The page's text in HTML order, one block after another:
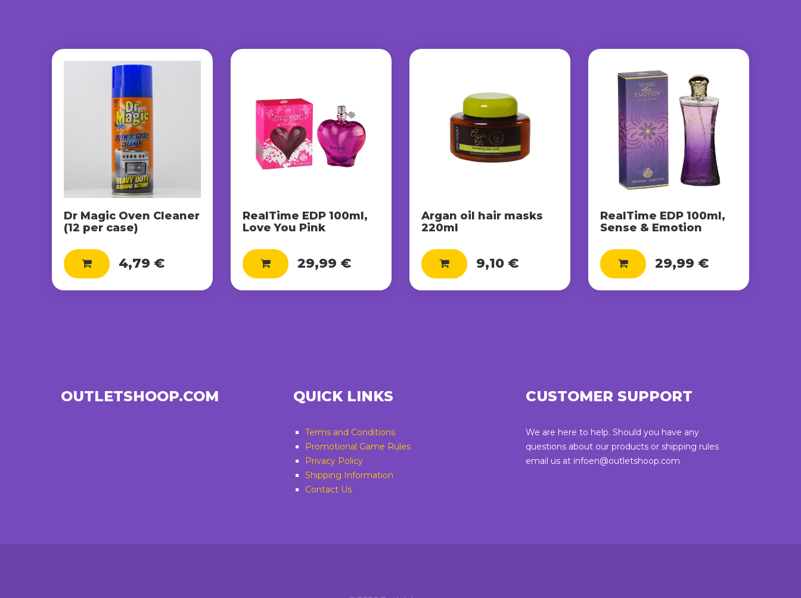
Dr Magic Oven Cleaner
(12 per case)
4,79 €
RealTime EDP 100ml,
Love You Pink
29,99 €
Argan oil hair masks
220ml
9,10 €
RealTime EDP 100ml,
Sense & Emotion
29,99 €
OUTLETSHOOP.COM QUICK LINKS
Terms and Conditions
Promotional Game Rules
Privacy Policy
Shipping Information
Contact Us
CUSTOMER SUPPORT
We are here to help. Should you have any
questions about our products or shipping rules
email us at infoen@outletshoop.com